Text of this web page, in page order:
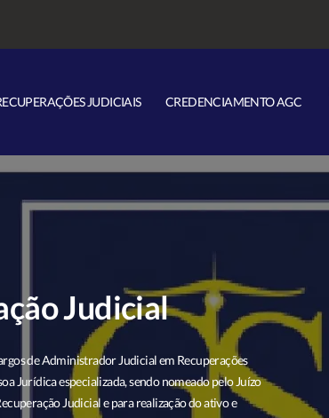
JUDICIAIS CREDENCIAMENTO AGC
Judicial
de Administrador Judicial em Recuperações
Jurídica especializada, sendo nomeado pelo Juízo
Judicial e para realização do ativo e